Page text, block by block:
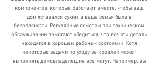
компонентов, которые работают вместе, чтобы ваш
дом оставался сухим, а ваша семья была в
безопасности. Регулярные осмотры при техническом
обслуживании помогают убедиться, что все эти детали
находятся в хорошем рабочем состоянии. Хотя
некоторые задачи по уходу за кровлей может
выполнять домовладелец, не все могут. Например, вы